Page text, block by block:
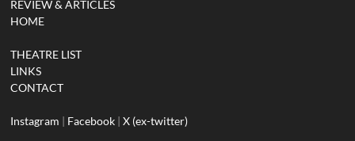
REVIEW & ARTICLES
HOME
THEATRE LIST
LINKS
CONTACT
Instagram | Facebook |X (ex-twitter)